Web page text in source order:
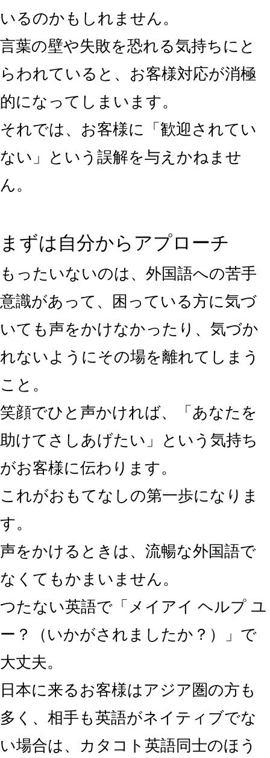
いるのかもしれません。
言葉の壁や失敗を恐れる気持ちにと
らわれていると、お客様対応が消極
的になってしまいます。
それでは、お客様に「歓迎されてい
ない」という誤解を与えかねませ
ん。
まずは自分からアプローチ
もったいないのは、外国語への苦手
意識があって、困っている方に気づ
いても声をかけなかったり、気づか
れないようにその場を離れてしまう
こと。
笑顔でひと声かければ、「あなたを
助けてさしあげたい」という気持ち
がお客様に伝わります。
これがおもてなしの第一歩になりま
す。
声をかけるときは、流暢な外国語で
なくてもかまいません。
つたない英語で「メイアイ ヘルプ ユ
ー？（いかがされましたか？）」で
大丈夫。
日本に来るお客様はアジア圏の方も
多く、相手も英語がネイティブでな
い場合は、
カタコト英語同士のほう